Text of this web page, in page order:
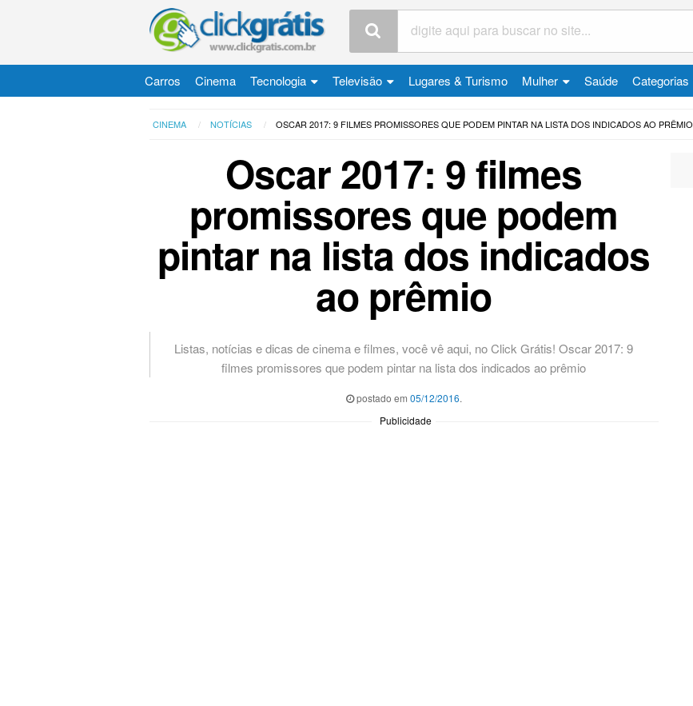
Carros Cinema Tecnologia Televisão Lugares & Turismo Mulher Saúde Categorias
CINEMA NOTÍCIAS OSCAR 2017: 9 FILMES PROMISSORES QUE PODEM PINTAR NA LISTA DOS INDICADOS AO PRÊMIO
Oscar 2017: 9 filmes
promissores que podem
pintar na lista dos indicados
ao prêmio
Listas, notícias e dicas de cinema e filmes, você vê aqui, no Click Grátis! Oscar 2017: 9
filmes promissores que podem pintar na lista dos indicados ao prêmio
postado em 05/12/2016.
Publicidade